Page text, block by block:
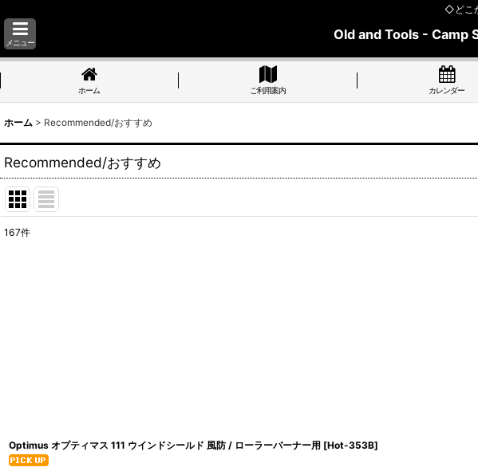
◇どこ
メニュー
Old and Tools - Camp
ホーム ご利用案内 カレンダー
ホーム > Recommended/おすすめ
Recommended/おすすめ
167件
Optimus オプティマス 111 ウインドシールド 風防 / ローラーバーナー用 [Hot-353B]